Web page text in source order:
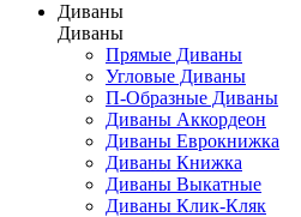
Диваны
Диваны
Прямые Диваны
Угловые Диваны
П-Образные Диваны
Диваны Аккордеон
Диваны Еврокнижка
Диваны Книжка
Диваны Выкатные
Диваны Клик-Кляк